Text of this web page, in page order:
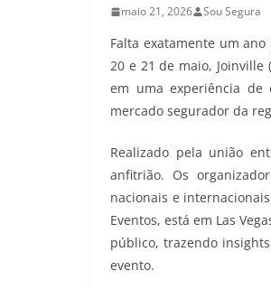
maio 21, 2026 Sou Segura
Falta exatamente um
20 e 21 de maio, Joinville
em uma experiência de
mercado segurador da
Realizado pela união
anfitrião. Os
nacionais e
Eventos, está em Las
público, trazendo
evento.